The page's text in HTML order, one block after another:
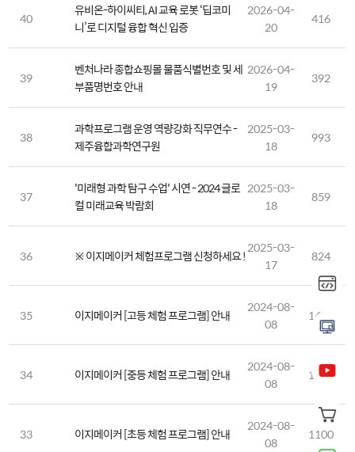
40
유비온-하이씨티, AI 교육 로봇 ‘딥코미
니’로 디지털 융합 혁신 입증
2026-04-
20
416
39
벤처나라 종합쇼핑몰 물품식별번호 및 세
부품명번호 안내
2026-04-
19
392
38
과학프로그램 운영 역량강화 직무연수 -
제주융합과학연구원
2025-03-
18
993
37
'미래형 과학 탐구 수업' 시연 - 2024 글로
컬 미래교육 박람회
2025-03-
18
859
36 ※ 이지메이커 체험프로그램 신청하세요 !2025-03-
17
824
35 이지메이커 [고등 체험 프로그램] 안내
2024-08-
08
1471
34 이지메이커 [중등 체험 프로그램] 안내
2024-08-
08
1131
33 이지메이커 [초등 체험 프로그램] 안내
2024-08-
08
1100